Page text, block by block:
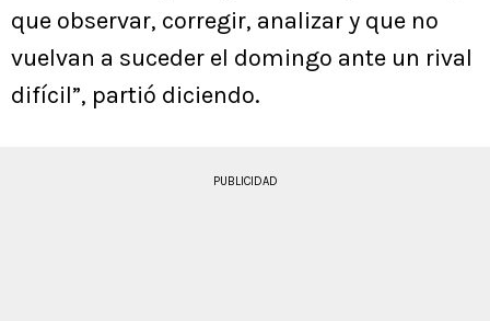
que observar, corregir, analizar y que no
vuelvan a suceder el domingo ante un rival
difícil”, partió diciendo.
PUBLICIDAD